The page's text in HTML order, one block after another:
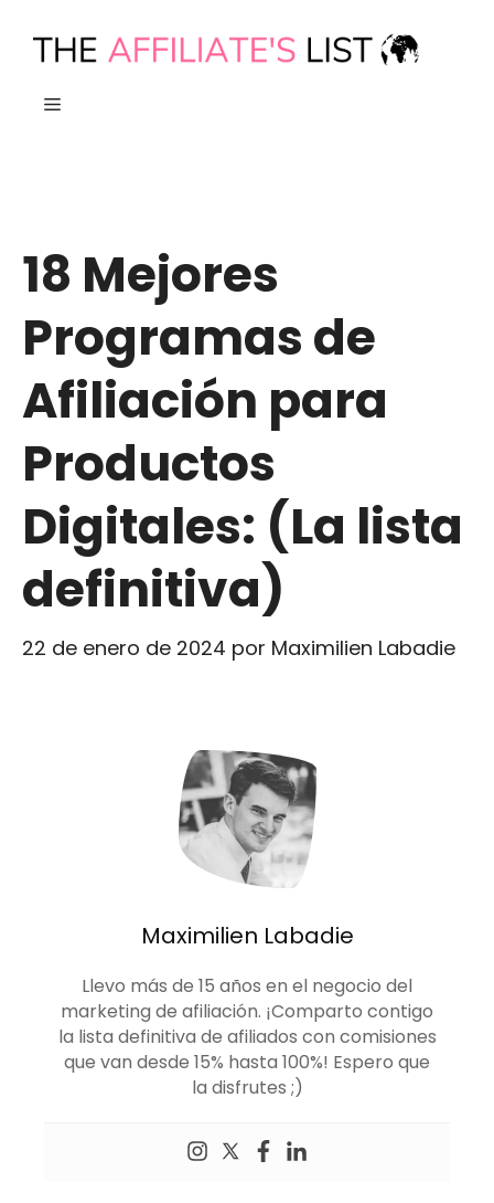
MENÚ
18 Mejores
Programas de
Afiliación para
Productos
Digitales: (La lista
definitiva)
22 de enero de 2024 por Maximilien Labadie
Maximilien Labadie
Llevo más de 15 años en el negocio del
marketing de afiliación. ¡Comparto contigo
la lista definitiva de afiliados con comisiones
que van desde 15% hasta 100%! Espero que
la disfrutes ;)